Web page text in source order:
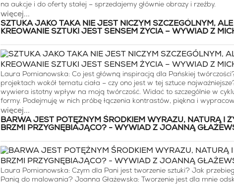
na aukcje i do oferty stałej – sprzedajemy głównie obrazy i rzeźby.
więcej...
SZTUKA JAKO TAKA NIE JEST NICZYM SZCZEGÓLNYM,
KREOWANIE SZTUKI JEST SENSEM ŻYCIA – WYWIAD Z
Laura Pomianowska: Co jest główną inspiracją dla Pańskiej
projektach wokół tematu ciała – czy ono jest w tej sztuce
wywiera istotny wpływ na moją twórczość. Widać to szczególnie w
formy. Podejmuję w nich próbę łączenia kontrastów, piękna i
więcej...
BARWA JEST POTĘŻNYM ŚRODKIEM WYRAZU, NATURĄ I
BRZMI PRZYGNĘBIAJĄCO? - WYWIAD Z JOANNĄ
Laura Pomianowska: Czym dla Pani jest tworzenie sztuki? Jak
Panią do malowania? Joanna Głażewska: Tworzenie jest dla mnie